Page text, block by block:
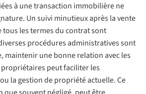
à une transaction immobilière ne
Un suivi minutieux après la vente
tous les termes du contrat sont
procédures administratives sont
maintenir une bonne relation avec les
propriétaires peut faciliter les
la gestion de propriété actuelle. Ce